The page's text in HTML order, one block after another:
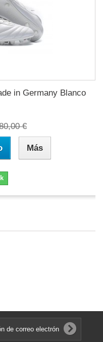
in Germany Blanco
€
Más